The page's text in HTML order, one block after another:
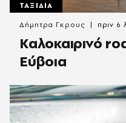
ΤΑΞΙΔΙΑ
Καλοκαιρινό
Εύβοια
Δήμητρα Γκρους πριν 6